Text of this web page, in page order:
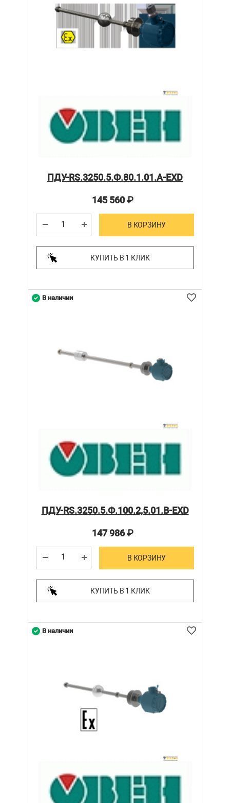
ПДУ-RS.3250.5.Ф.80.1.01.А-ЕХD
145 560₽
В КОРЗИНУ
КУПИТЬ В 1 КЛИК
ПДУ-RS.3250.5.Ф.100.2,5.01.В-ЕХD
147 986₽
В КОРЗИНУ
КУПИТЬ В 1 КЛИК
В наличии
В наличии